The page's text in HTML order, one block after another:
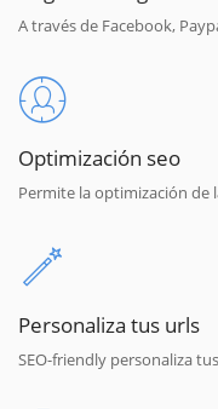
A través de Facebook,
Optimización seo
Permite la optimización
Personaliza tus urls
SEO-friendly personaliza